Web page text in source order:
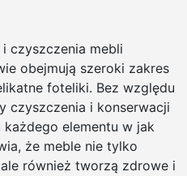
i czyszczenia mebli
obejmują szeroki zakres
foteliki. Bez względu
czyszczenia i konserwacji
każdego elementu w jak
że meble nie tylko
również tworzą zdrowe i